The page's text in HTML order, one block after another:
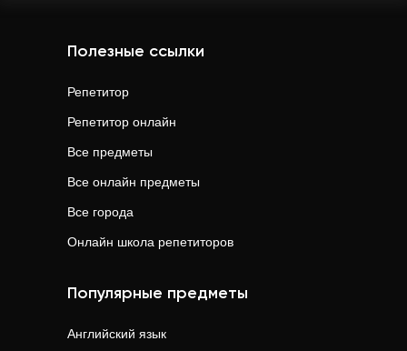
Полезные ссылки
Репетитор
Репетитор онлайн
Все предметы
Все онлайн предметы
Все города
Онлайн школа репетиторов
Популярные предметы
Английский язык